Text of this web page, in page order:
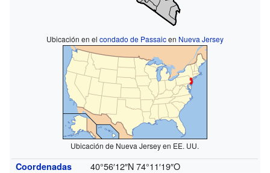
Ubicación en el condado de Passaicen Nueva Jersey
Ubicación de Nueva Jersey en EE. UU.
Coordenadas 40°56′12″N 74°11′19″O